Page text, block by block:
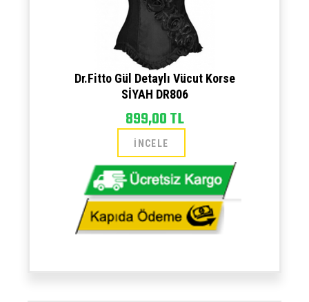
Dr.Fitto Gül Detaylı Vücut Korse
SİYAH DR806
899,00 TL
İNCELE